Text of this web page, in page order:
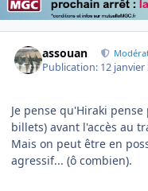
assouan
Publication: 12 janvier
Je pense qu'Hiraki
billets) avant l'accès au
Mais on peut être en
agressif... (ô combien).